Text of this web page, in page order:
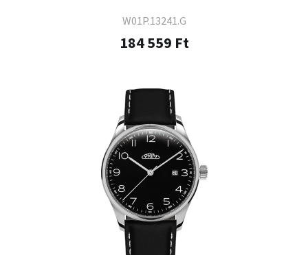
W01P.13241.G
184 559 Ft